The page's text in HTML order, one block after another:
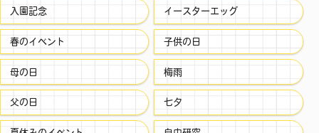
入園記念 イースターエッグ
春のイベント 子供の日
母の日 梅雨
父の日 七夕